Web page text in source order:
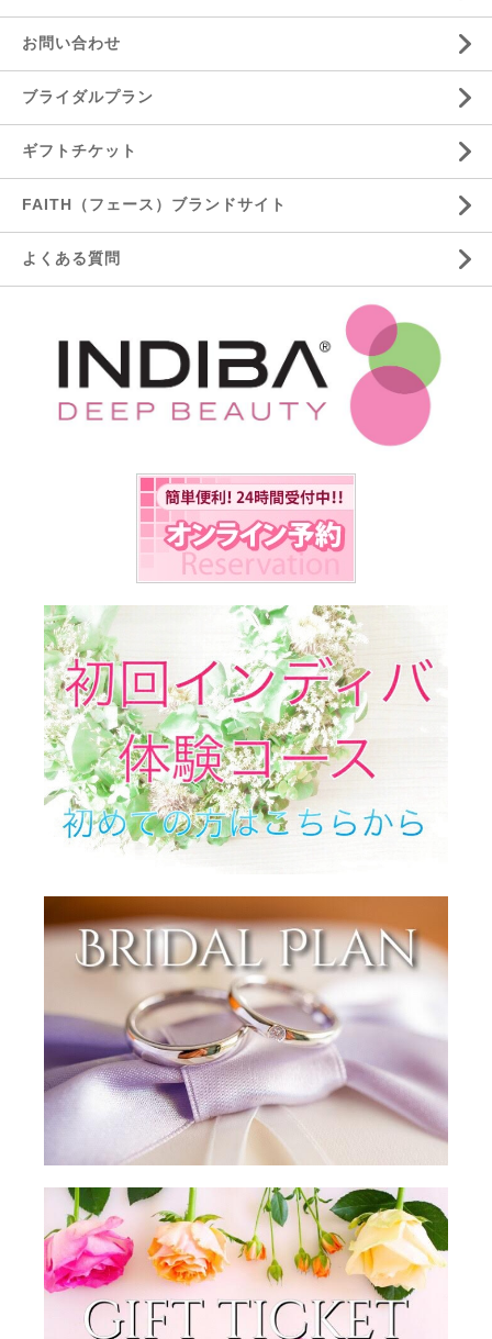
お問い合わせ
ブライダルプラン
ギフトチケット
FAITH（フェース）ブランドサイト
よくある質問